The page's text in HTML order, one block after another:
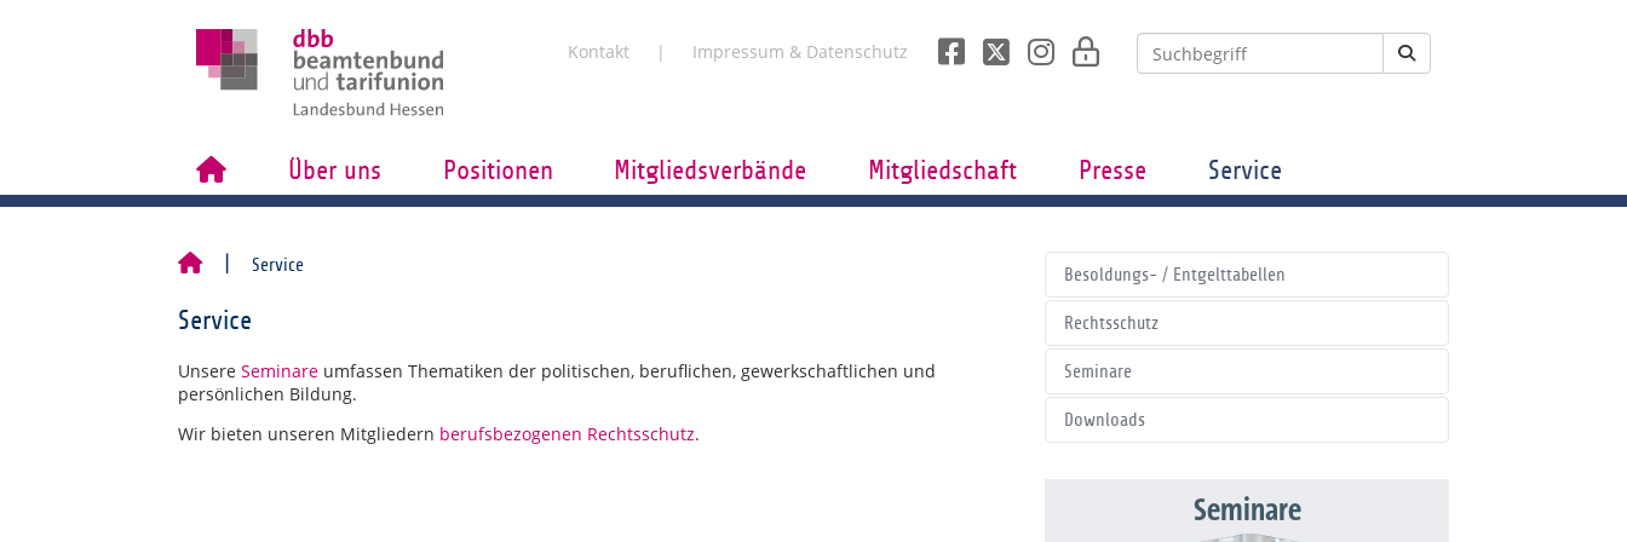
Kontakt Impressum & Datenschutz
Über uns Positionen Mitgliedsverbände Mitgliedschaft Presse Service
Service
Service
Unsere Seminare umfassen Thematiken der politischen, beruflichen, gewerkschaftlichen und
persönlichen Bildung.
Wir bieten unseren Mitgliedern berufsbezogenen Rechtsschutz.
Besoldungs- / Entgelttabellen
Rechtsschutz
Seminare
Downloads
Seminare